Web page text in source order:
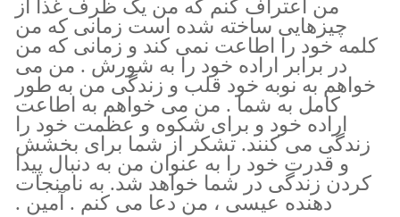
من اعتراف کنم که من یک ظرف غذا از
چیزهایی ساخته شده است زمانی که من
کلمه خود را اطاعت نمی کند و زمانی که من
در برابر اراده خود را به شورش . من می
خواهم به نوبه خود قلب و زندگی من به طور
کامل به شما . من می خواهم به اطاعت
اراده خود و برای شکوه و عظمت خود را
زندگی می کنند. تشکر از شما برای بخشش
و قدرت خود را به عنوان من به دنبال پیدا
کردن زندگی در شما خواهد شد. به نامنجات
دهنده عیسی ، من دعا می کنم . آمین .